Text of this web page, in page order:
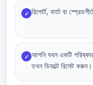
✓ রিপোর্ট, বার্তা বা
✓ আপনি যখন একটি
তখন ডিফল্টে রিসেট করুন।